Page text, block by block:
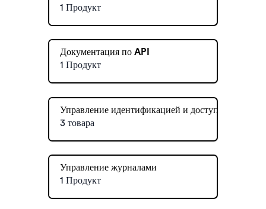
1 Продукт
Документация по API
1 Продукт
Управление идентификацией и доступом
3 товара
Управление журналами
1 Продукт